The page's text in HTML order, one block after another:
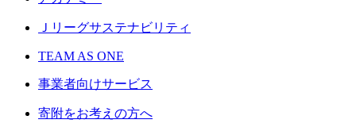
Ｊリーグサステナビリティ
TEAM AS ONE
事業者向けサービス
寄附をお考えの方へ